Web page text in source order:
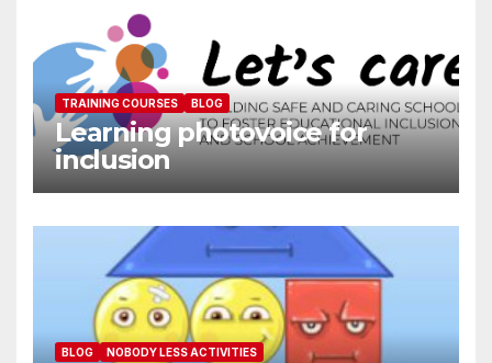
TRAINING COURSES BLOG
Learning photovoice for
inclusion
BLOG NOBODY LESS ACTIVITIES